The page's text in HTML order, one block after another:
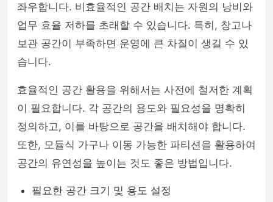
좌우합니다. 비효율적인 공간 배치는 자원의 낭비와
업무 효율 저하를 초래할 수 있습니다. 특히, 창고나
보관 공간이 부족하면 운영에 큰 차질이 생길 수 있
습니다.
효율적인 공간 활용을 위해서는 사전에 철저한 계획
이 필요합니다. 각 공간의 용도와 필요성을 명확히
정의하고, 이를 바탕으로 공간을 배치해야 합니다.
또한, 모듈식 가구나 이동 가능한 파티션을 활용하여
공간의 유연성을 높이는 것도 좋은 방법입니다.
필요한 공간 크기 및 용도 설정